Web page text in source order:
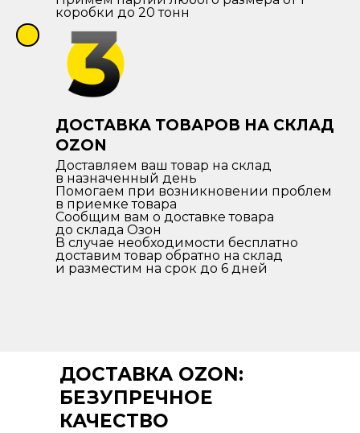
коробки до 20 тонн
ДОСТАВКА ТОВАРОВ НА СКЛАД
OZON
Доставляем ваш товар на склад
в назначенный день
Помогаем при возникновении проблем
в приемке товара
Сообщим вам о доставке товара
до склада Озон
В случае необходимости бесплатно
доставим товар обратно на склад
и разместим на срок до 6 дней
ДОСТАВКА OZON:
БЕЗУПРЕЧНОЕ
КАЧЕСТВО